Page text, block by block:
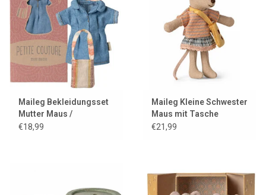
Maileg Bekleidungsset
Mutter Maus /
Jeanskleid + Tasche +
€18,99
Maileg Kleine Schwester
Maus mit Tasche
€21,99